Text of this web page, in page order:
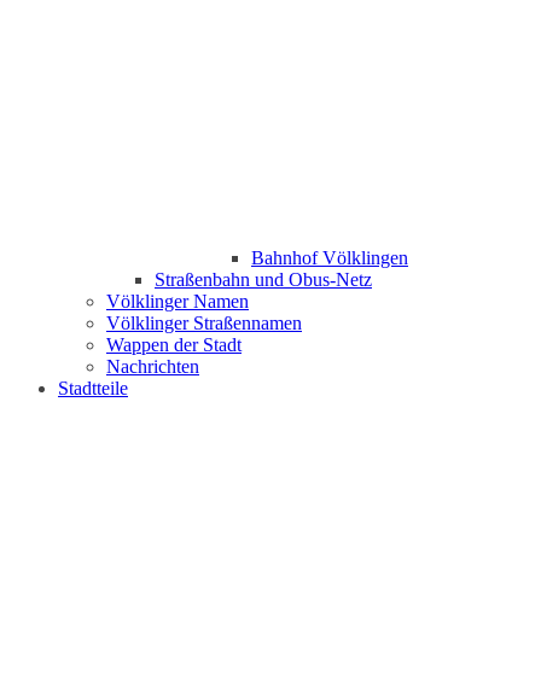
Bahnhof Völklingen
Straßenbahn und Obus-Netz
Völklinger Namen
Völklinger Straßennamen
Wappen der Stadt
Nachrichten
Stadtteile